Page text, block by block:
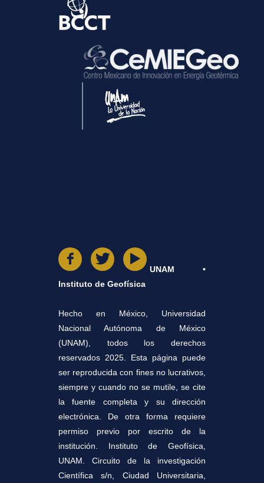
UNAM •
Instituto de Geofísica
Hecho en México, Universidad
Nacional Autónoma de México
(UNAM), todos los derechos
reservados 2025. Esta página puede
ser reproducida con fines no lucrativos,
siempre y cuando no se mutile, se cite
la fuente completa y su dirección
electrónica. De otra forma requiere
permiso previo por escrito de la
institución. Instituto de Geofísica,
UNAM. Circuito de la investigación
Científica s/n, Ciudad Universitaria,